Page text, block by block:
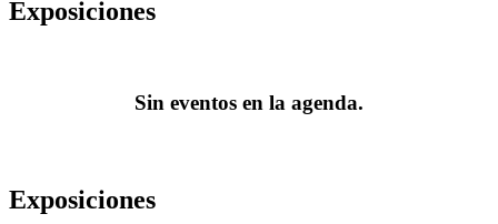
Exposiciones
Sin eventos en la agenda.
Exposiciones